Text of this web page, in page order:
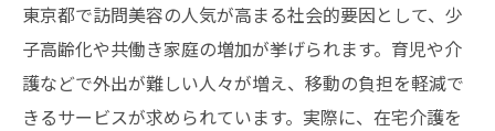
東京都で訪問美容の人気が高まる社会的要因として、少
子高齢化や共働き家庭の増加が挙げられます。育児や介
護などで外出が難しい人々が増え、移動の負担を軽減で
きるサービスが求められています。実際に、在宅介護を